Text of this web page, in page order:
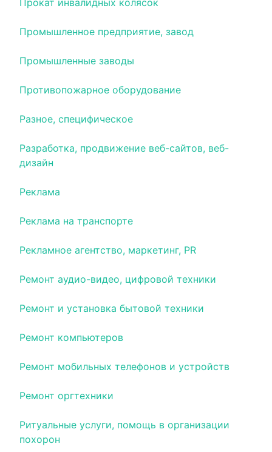
Прокат инвалидных колясок
Промышленное предприятие, завод
Промышленные заводы
Противопожарное оборудование
Разное, специфическое
Разработка, продвижение веб-сайтов, веб-
дизайн
Реклама
Реклама на транспорте
Рекламное агентство, маркетинг, PR
Ремонт аудио-видео, цифровой техники
Ремонт и установка бытовой техники
Ремонт компьютеров
Ремонт мобильных телефонов и устройств
Ремонт оргтехники
Ритуальные услуги, помощь в организации
похорон